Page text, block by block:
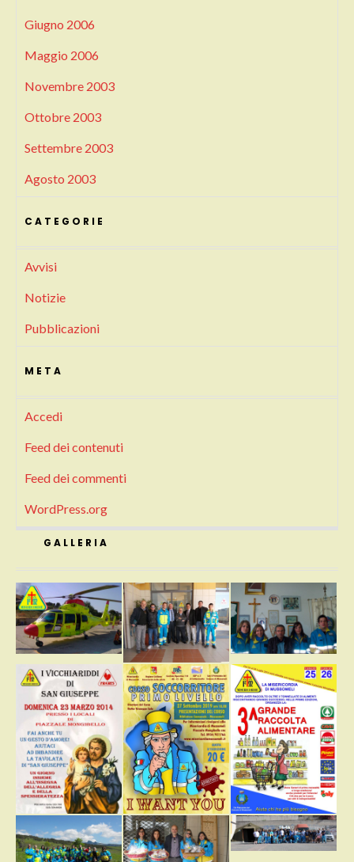
Giugno 2006
Maggio 2006
Novembre 2003
Ottobre 2003
Settembre 2003
Agosto 2003
CATEGORIE
Avvisi
Notizie
Pubblicazioni
META
Accedi
Feed dei contenuti
Feed dei commenti
WordPress.org
GALLERIA